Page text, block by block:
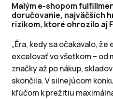
Malým e-shopom
doručovanie, najväčších
rizikom, ktoré ohrozilo aj
„Éra, kedy sa očakávalo,
excelovať vo všetkom – od
značky až po nákup,
skončila. V silnejúcom
kľúčom k prežitiu